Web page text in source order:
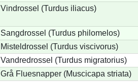
Vindrossel (Turdus iliacus)
Sangdrossel (Turdus philomelos)
Misteldrossel (Turdus viscivorus)
Vandredrossel (Turdus migratorius)
Grå Fluesnapper (Muscicapa striata)